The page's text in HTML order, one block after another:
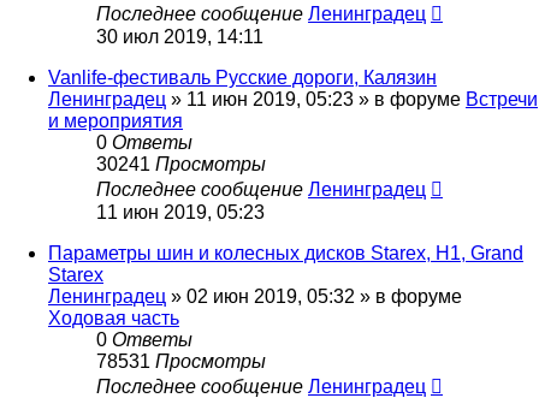
Последнее сообщение Ленинградец
30 июл 2019, 14:11
Vanlife-фестиваль Русские дороги, Калязин
Ленинградец » 11 июн 2019, 05:23 » в форуме Встречи
и мероприятия
0 Ответы
30241 Просмотры
Последнее сообщение Ленинградец
11 июн 2019, 05:23
Параметры шин и колесных дисков Starex, H1, Grand
Starex
Ленинградец » 02 июн 2019, 05:32 » в форуме
Ходовая часть
0 Ответы
78531 Просмотры
Последнее сообщение Ленинградец